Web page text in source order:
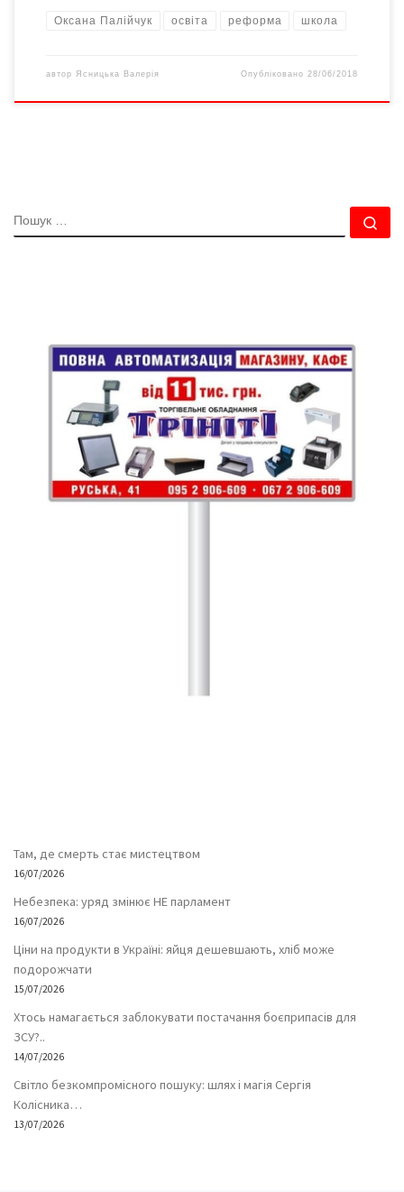
Оксана Палійчук освіта реформа школа
автор Ясницька Валерія Опубліковано 28/06/2018
ПОШУК
Там, де смерть стає мистецтвом
16/07/2026
Небезпека: уряд змінює НЕ парламент
16/07/2026
Ціни на продукти в Україні: яйця дешевшають, хліб може
подорожчати
15/07/2026
Хтось намагається заблокувати постачання боєприпасів для
ЗСУ?..
14/07/2026
Світло безкомпромісного пошуку: шлях і магія Сергія
Колісника…
13/07/2026